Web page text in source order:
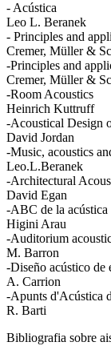
- Acústica
Leo L. Beranek
- Principles and
Cremer, Müller &
-Principles and
Cremer, Müller &
-Room Acoustics
Heinrich Kuttruff
-Acoustical Design
David Jordan
-Music, acoustics
Leo.L.Beranek
-Architectural
David Egan
-ABC de la acústica
Higini Arau
-Auditorium
M. Barron
-Diseño acústico de
A. Carrion
-Apunts d'Acústica
R. Barti
Bibliografia sobre